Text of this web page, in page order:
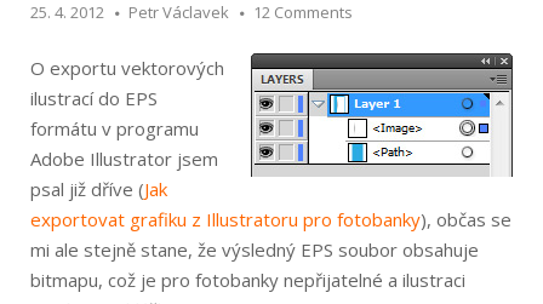
25. 4. 2012 Petr Václavek 12 Comments
O exportu vektorových
ilustrací do EPS
formátu v programu
Adobe Illustrator jsem
psal již dříve (Jak
exportovat grafiku z Illustratoru pro fotobanky), občas se
mi ale stejně stane, že výsledný EPS soubor obsahuje
bitmapu, což je pro fotobanky nepřijatelné a ilustraci